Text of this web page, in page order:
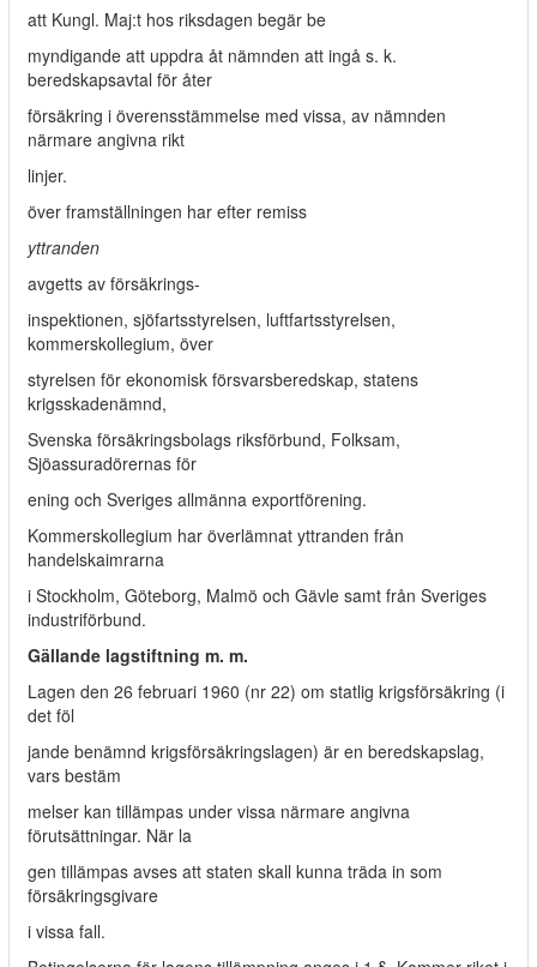
att Kungl. Maj:t hos riksdagen begär be­
myndigande att uppdra åt nämnden att ingå s. k.
beredskapsavtal för åter­
försäkring i överensstämmelse med vissa, av nämnden
närmare angivna rikt­
linjer.
över framställningen har efter remiss
yttranden
avgetts av försäkrings-
inspektionen, sjöfartsstyrelsen, luftfartsstyrelsen,
kommerskollegium, över­
styrelsen för ekonomisk försvarsberedskap, statens
krigsskadenämnd,
Svenska försäkringsbolags riksförbund, Folksam,
Sjöassuradörernas för­
ening och Sveriges allmänna exportförening.
Kommerskollegium har överlämnat yttranden från
handelskaimrarna
i Stockholm, Göteborg, Malmö och Gävle samt från Sveriges
industriförbund.
Gällande lagstiftning m. m.
Lagen den 26 februari 1960 (nr 22) om statlig krigsförsäkring (i
det föl­
jande benämnd krigsförsäkringslagen) är en beredskapslag,
vars bestäm­
melser kan tillämpas under vissa närmare angivna
förutsättningar. När la­
gen tillämpas avses att staten skall kunna träda in som
försäkringsgivare
i vissa fall.